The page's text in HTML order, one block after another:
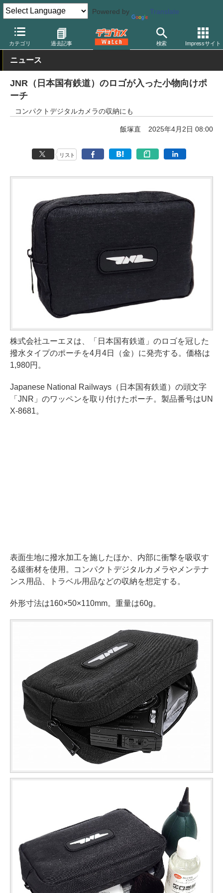
Powered by Translate
カテゴリ 過去記事 検索 Impressサイト
デジカメ Watch 撮影用品 カメラバッグ
ニュース
JNR（日本国有鉄道）のロゴが入った小物向けポ
ーチ
コンパクトデジタルカメラの収納にも
飯塚直 2025年4月2日 08:00
リスト
株式会社ユーエヌは、「日本国有鉄道」のロゴを冠した
撥水タイプのポーチを4月4日（金）に発売する。価格は
1,980円。
Japanese National Railways（日本国有鉄道）の頭文字
「JNR」のワッペンを取り付けたポーチ。製品番号はUN
X-8681。
表面生地に撥水加工を施したほか、内部に衝撃を吸収す
る緩衝材を使用。コンパクトデジタルカメラやメンテナ
ンス用品、トラベル用品などの収納を想定する。
外形寸法は160×50×110mm。重量は60g。